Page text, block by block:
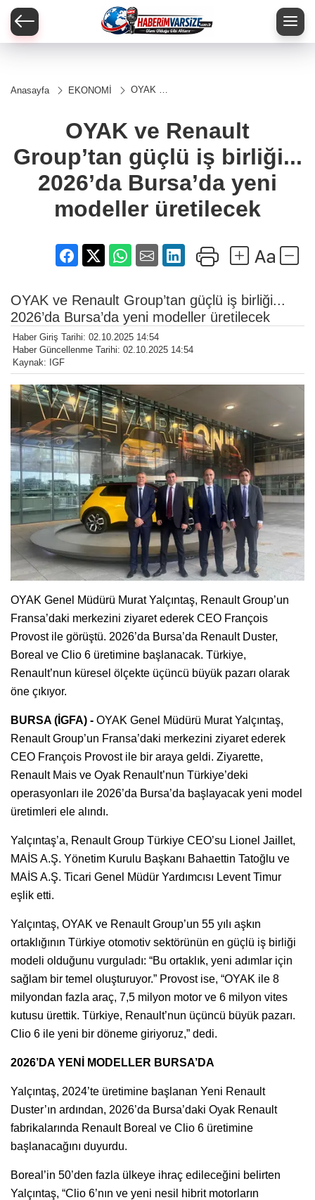
Anasayfa EKONOMİ
OYAK ve
birliği...
Bursa’da
yeni
modeller
üretilecek
OYAK ve Renault
Group’tan güçlü iş birliği...
2026’da Bursa’da yeni
modeller üretilecek
OYAK ve Renault Group’tan güçlü iş birliği...
2026’da Bursa’da yeni modeller üretilecek
Haber Giriş Tarihi: 02.10.2025 14:54
Haber Güncellenme Tarihi: 02.10.2025 14:54
Kaynak: IGF
OYAK Genel Müdürü Murat Yalçıntaş, Renault Group’un
Fransa’daki merkezini ziyaret ederek CEO François
Provost ile görüştü. 2026’da Bursa’da Renault Duster,
Boreal ve Clio 6 üretimine başlanacak. Türkiye,
Renault’nun küresel ölçekte üçüncü büyük pazarı olarak
öne çıkıyor.
BURSA (İGFA) - OYAK Genel Müdürü Murat Yalçıntaş,
Renault Group’un Fransa’daki merkezini ziyaret ederek
CEO François Provost ile bir araya geldi. Ziyarette,
Renault Mais ve Oyak Renault’nun Türkiye’deki
operasyonları ile 2026’da Bursa’da başlayacak yeni model
üretimleri ele alındı.
Yalçıntaş’a, Renault Group Türkiye CEO’su Lionel Jaillet,
MAİS A.Ş. Yönetim Kurulu Başkanı Bahaettin Tatoğlu ve
MAİS A.Ş. Ticari Genel Müdür Yardımcısı Levent Timur
eşlik etti.
Yalçıntaş, OYAK ve Renault Group’un 55 yılı aşkın
ortaklığının Türkiye otomotiv sektörünün en güçlü iş birliği
modeli olduğunu vurguladı: “Bu ortaklık, yeni adımlar için
sağlam bir temel oluşturuyor.” Provost ise, “OYAK ile 8
milyondan fazla araç, 7,5 milyon motor ve 6 milyon vites
kutusu ürettik. Türkiye, Renault’nun üçüncü büyük pazarı.
Clio 6 ile yeni bir döneme giriyoruz,” dedi.
2026’DA YENİ MODELLER BURSA’DA
Yalçıntaş, 2024’te üretimine başlanan Yeni Renault
Duster’ın ardından, 2026’da Bursa’daki Oyak Renault
fabrikalarında Renault Boreal ve Clio 6 üretimine
başlanacağını duyurdu.
Boreal’in 50’den fazla ülkeye ihraç edileceğini belirten
Yalçıntaş, “Clio 6’nın ve yeni nesil hibrit motorların